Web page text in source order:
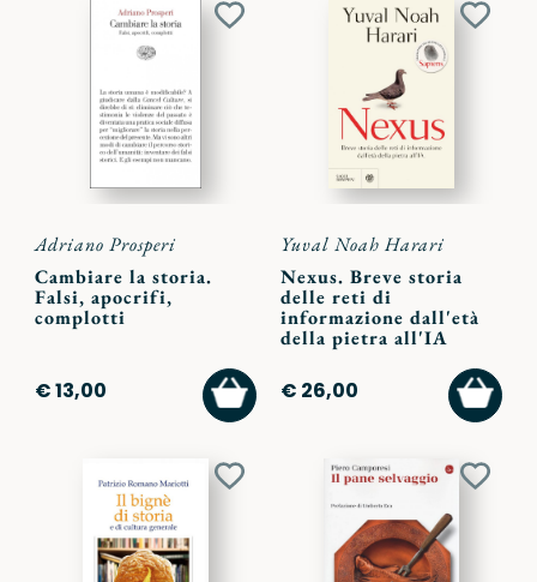
Aggiungi
Adriano Prosperi
Cambiare la storia.
Falsi, apocrifi,
complotti
€ 13,00
AGGIUNGI
AL
CARRELLO
Yuval Noah Harari
Nexus. Breve storia
delle reti di
informazione dall'età
della pietra all'IA
€ 26,00
AL
Aggiungi